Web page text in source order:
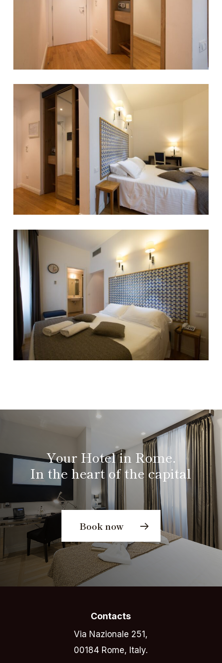
Your Hotel in Rome.
In the heart of the capital
Book now
Contacts
Via Nazionale 251,
00184 Rome, Italy.